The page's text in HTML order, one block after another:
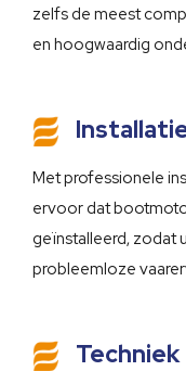
zelfs de meest
en hoogwaardig
Met professionele
ervoor dat
geïnstalleerd, zodat
probleemloze
Techniek